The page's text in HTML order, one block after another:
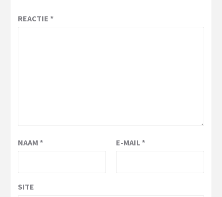
REACTIE *
NAAM * E-MAIL*
SITE